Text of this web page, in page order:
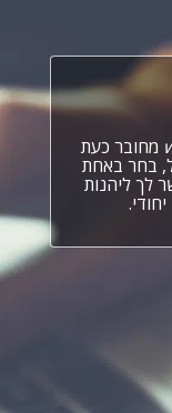
מחובר כעת
בחר באחת
לך ליהנות